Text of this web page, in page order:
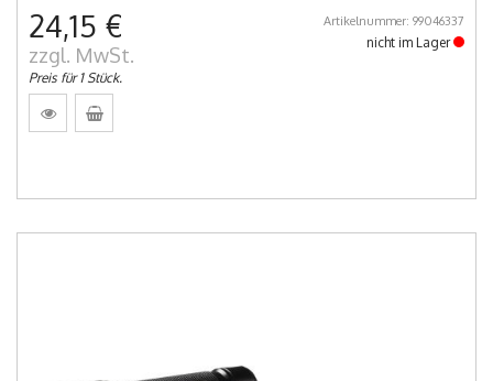
24,15 €
zzgl. MwSt.
Preis für 1 Stück.
Artikelnummer: 99046337
nicht im Lager